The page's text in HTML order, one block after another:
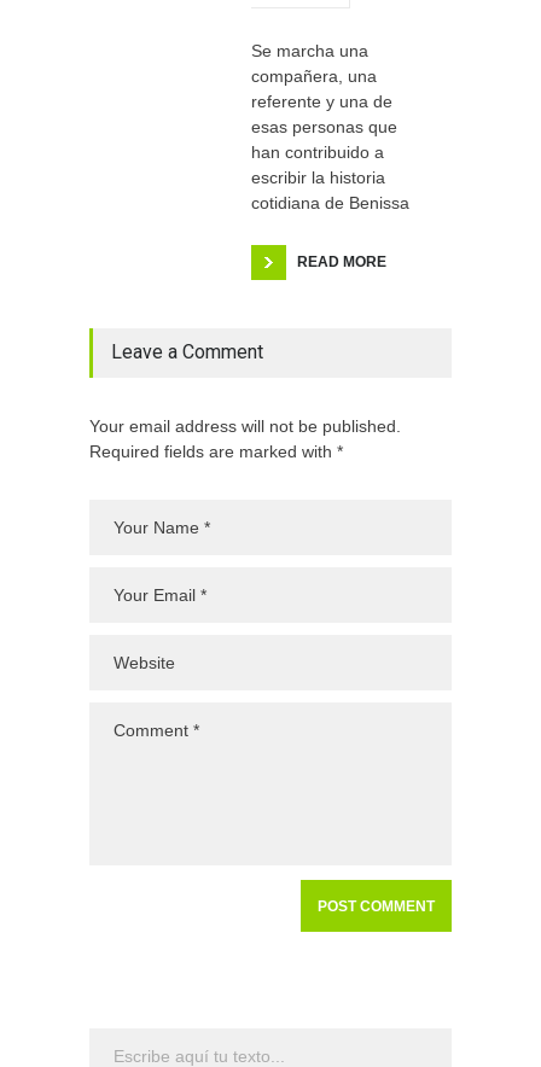
Se marcha una
compañera, una
referente y una de
esas personas que
han contribuido a
escribir la historia
cotidiana de Benissa
READ MORE
Leave a Comment
Your email address will not be published.
Required fields are marked with *